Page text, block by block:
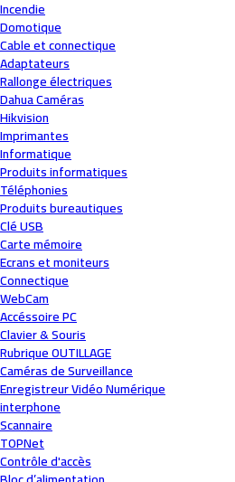
Incendie
Domotique
Cable et connectique
Adaptateurs
Rallonge électriques
Dahua Caméras
Hikvision
Imprimantes
Informatique
Produits informatiques
Téléphonies
Produits bureautiques
Clé USB
Carte mémoire
Ecrans et moniteurs
Connectique
WebCam
Accéssoire PC
Clavier & Souris
Rubrique OUTILLAGE
Caméras de Surveillance
Enregistreur Vidéo Numérique
interphone
Scannaire
TOPNet
Contrôle d'accès